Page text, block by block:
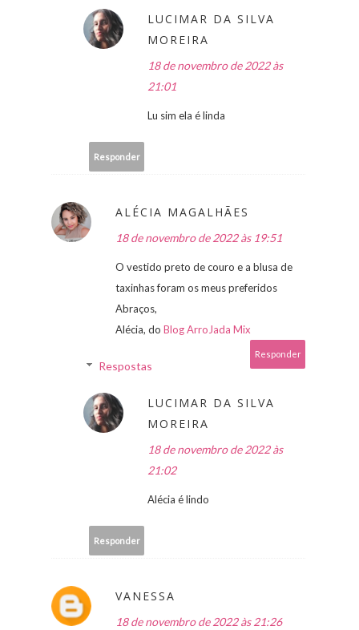
LUCIMAR DA SILVA
MOREIRA
18 de novembro de 2022 às
21:01
Lu sim ela é linda
Responder
ALÉCIA MAGALHÃES
18 de novembro de 2022 às 19:51
O vestido preto de couro e a blusa de
taxinhas foram os meus preferidos
Abraços,
Alécia, do Blog ArroJada Mix
Responder
Respostas
LUCIMAR DA SILVA
MOREIRA
18 de novembro de 2022 às
21:02
Alécia é lindo
Responder
VANESSA
18 de novembro de 2022 às 21:26